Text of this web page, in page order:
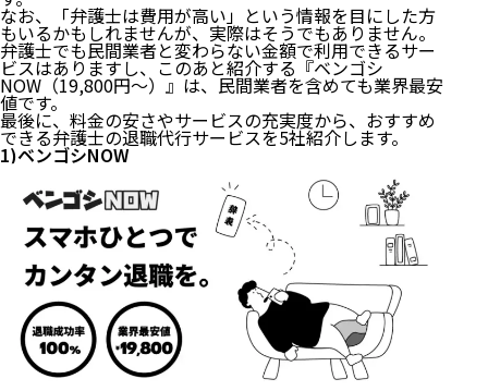
なお、「弁護士は費用が高い」という情報を目にした方
もいるかもしれませんが、実際はそうでもありません。
弁護士でも民間業者と変わらない金額で利用できるサー
ビスはありますし、このあと紹介する『ベンゴシ
NOW（19,800円〜）』は、民間業者を含めても業界最安
値です。
最後に、料金の安さやサービスの充実度から、おすすめ
できる弁護士の退職代行サービスを5社紹介します。
1)ベンゴシNOW